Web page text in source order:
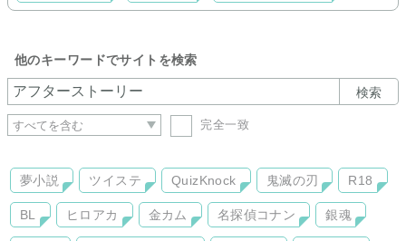
他のキーワードでサイトを検索
検索
完全一致
夢小説 ツイステ QuizKnock 鬼滅の刃 R18
BL ヒロアカ 金カム 名探偵コナン 銀魂